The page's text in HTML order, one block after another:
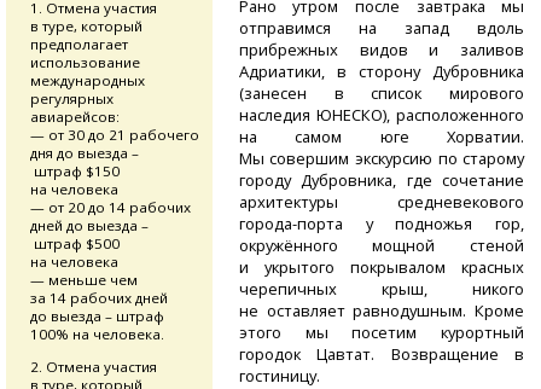
Рано утром после завтрака мы
отправимся на запад вдоль
прибрежных видов и заливов
Адриатики, в сторону Дубровника
(занесен в список мирового
наследия ЮНЕСКО), расположенного
на самом юге Хорватии.
Мы совершим экскурсию по старому
городу Дубровника, где сочетание
архитектуры средневекового
города-порта у подножья гор,
окружённого мощной стеной
и укрытого покрывалом красных
черепичных крыш, никого
не оставляет равнодушным. Кроме
этого мы посетим курортный
городок Цавтат. Возвращение в
гостиницу.
1. Отмена участия
в туре, который
предполагает
использование
международных
регулярных
авиарейсов:
— от 30 до 21 рабочего
дня до выезда –
штраф $150
на человека
— от 20 до 14 рабочих
дней до выезда –
штраф $500
на человека
— меньше чем
за 14 рабочих дней
до выезда – штраф
100% на человека.
2. Отмена участия
в туре, который